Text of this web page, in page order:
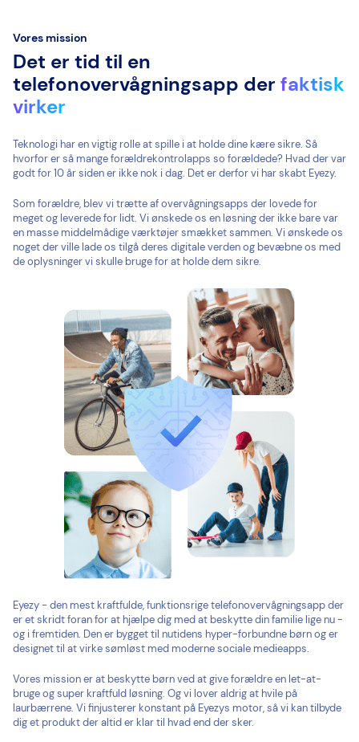
Vores mission
Det er tid til en
telefonovervågningsapp der faktisk
virker
Teknologi har en vigtig rolle at spille i at holde dine kære sikre. Så
hvorfor er så mange forældrekontrolapps so forældede? Hvad der var
godt for 10 år siden er ikke nok i dag. Det er derfor vi har skabt Eyezy.
Som forældre, blev vi trætte af overvågningsapps der lovede for
meget og leverede for lidt. Vi ønskede os en løsning der ikke bare var
en masse middelmådige værktøjer smækket sammen. Vi ønskede os
noget der ville lade os tilgå deres digitale verden og bevæbne os med
de oplysninger vi skulle bruge for at holde dem sikre.
Eyezy - den mest kraftfulde, funktionsrige telefonovervågningsapp der
er et skridt foran for at hjælpe dig med at beskytte din familie lige nu -
og i fremtiden. Den er bygget til nutidens hyper-forbundne børn og er
designet til at virke sømløst med moderne sociale medieapps.
Vores mission er at beskytte børn ved at give forældre en let-at-
bruge og super kraftfuld løsning. Og vi lover aldrig at hvile på
laurbærrene. Vi finjusterer konstant på Eyezys motor, så vi kan tilbyde
dig et produkt der altid er klar til hvad end der sker.